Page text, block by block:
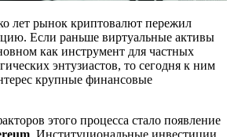
лет рынок криптовалют пережил
Если раньше виртуальные активы
как инструмент для частных
энтузиастов, то сегодня к ним
крупные финансовые
этого процесса стало появление
. Институциональные инвестиции